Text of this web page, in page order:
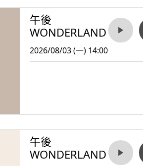
午後
WONDERLAND
2026/08/03 (一) 14:00
午後
WONDERLAND